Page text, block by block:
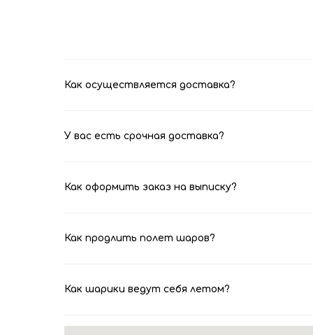
Как осуществляется доставка?
У вас есть срочная доставка?
Как оформить заказ на выписку?
Как продлить полет шаров?
Как шарики ведут себя летом?